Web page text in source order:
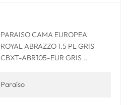
PARAISO CAMA EUROPEA
ROYAL ABRAZZO 1.5 PL GRIS
CBXT-ABR105-EUR GRIS ..
Paraíso